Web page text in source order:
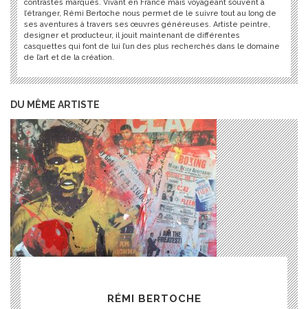
contrastes marqués. Vivant en France mais voyageant souvent à
l’étranger, Rémi Bertoche nous permet de le suivre tout au long de
ses aventures à travers ses œuvres généreuses. Artiste peintre,
designer et producteur, il jouit maintenant de différentes
casquettes qui font de lui l’un des plus recherchés dans le domaine
de l’art et de la création.
DU MÊME ARTISTE
RÉMI BERTOCHE